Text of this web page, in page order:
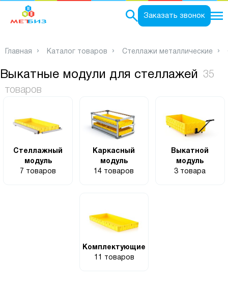
Заказать звонок
Главная Каталог товаров Стеллажи металлические
Выкатные модули для стеллажей
35
товаров
Стеллажный
модуль
7 товаров
Каркасный
модуль
14 товаров
Выкатной
модуль
3 товара
Комплектующие
11 товаров